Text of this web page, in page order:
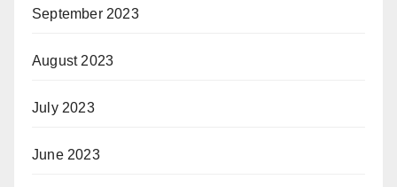
September 2023
August 2023
July 2023
June 2023